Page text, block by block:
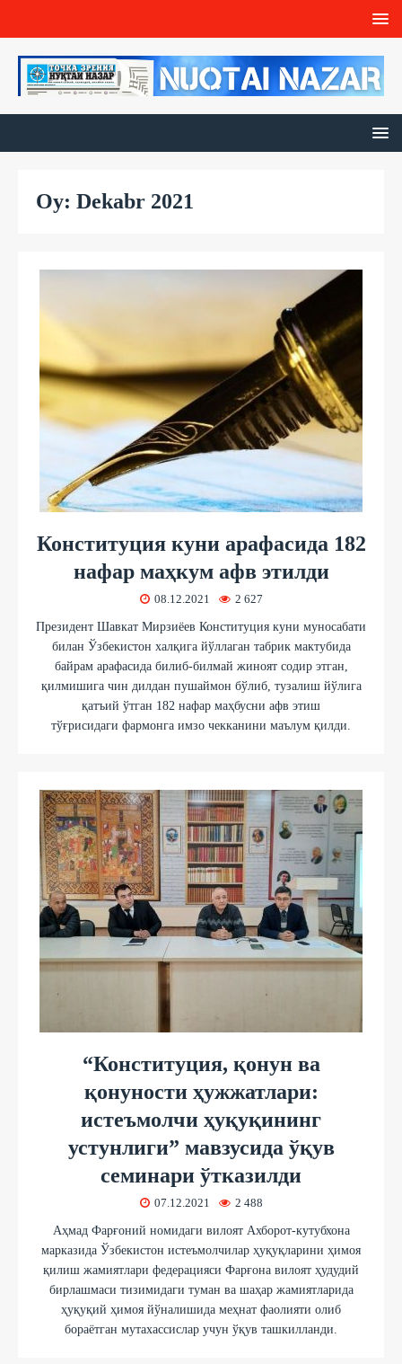
Oy: Dekabr 2021
Конституция куни арафасида 182
нафар маҳкум афв этилди
08.12.2021 2 627
Президент Шавкат Мирзиёев Конституция куни муносабати
билан Ўзбекистон халқига йўллаган табрик мактубида
байрам арафасида билиб-билмай жиноят содир этган,
қилмишига чин дилдан пушаймон бўлиб, тузалиш йўлига
қатъий ўтган 182 нафар маҳбусни афв этиш
тўғрисидаги фармонга имзо чекканини маълум қилди.
“Конституция, қонун ва
қонуности ҳужжатлари:
истеъмолчи ҳуқуқининг
устунлиги” мавзусида ўқув
семинари ўтказилди
07.12.2021 2 488
Аҳмад Фарғоний номидаги вилоят Ахборот-кутубхона
марказида Ўзбекистон истеъмолчилар ҳуқуқларини ҳимоя
қилиш жамиятлари федерацияси Фарғона вилоят ҳудудий
бирлашмаси тизимидаги туман ва шаҳар жамиятларида
ҳуқуқий ҳимоя йўналишида меҳнат фаолияти олиб
бораётган мутахассислар учун ўқув ташкилланди.